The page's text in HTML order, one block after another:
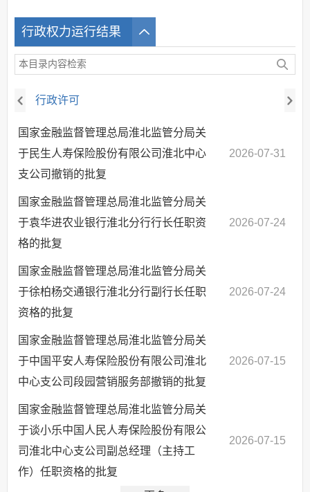
行政权力运行结果
行政许可
国家金融监督管理总局淮北监管分局关
于民生人寿保险股份有限公司淮北中心
支公司撤销的批复
2026-07-31
国家金融监督管理总局淮北监管分局关
于袁华进农业银行淮北分行行长任职资
格的批复
2026-07-24
国家金融监督管理总局淮北监管分局关
于徐柏杨交通银行淮北分行副行长任职
资格的批复
2026-07-24
国家金融监督管理总局淮北监管分局关
于中国平安人寿保险股份有限公司淮北
中心支公司段园营销服务部撤销的批复
2026-07-15
国家金融监督管理总局淮北监管分局关
于谈小乐中国人民人寿保险股份有限公
司淮北中心支公司副总经理（主持工
作）任职资格的批复
2026-07-15